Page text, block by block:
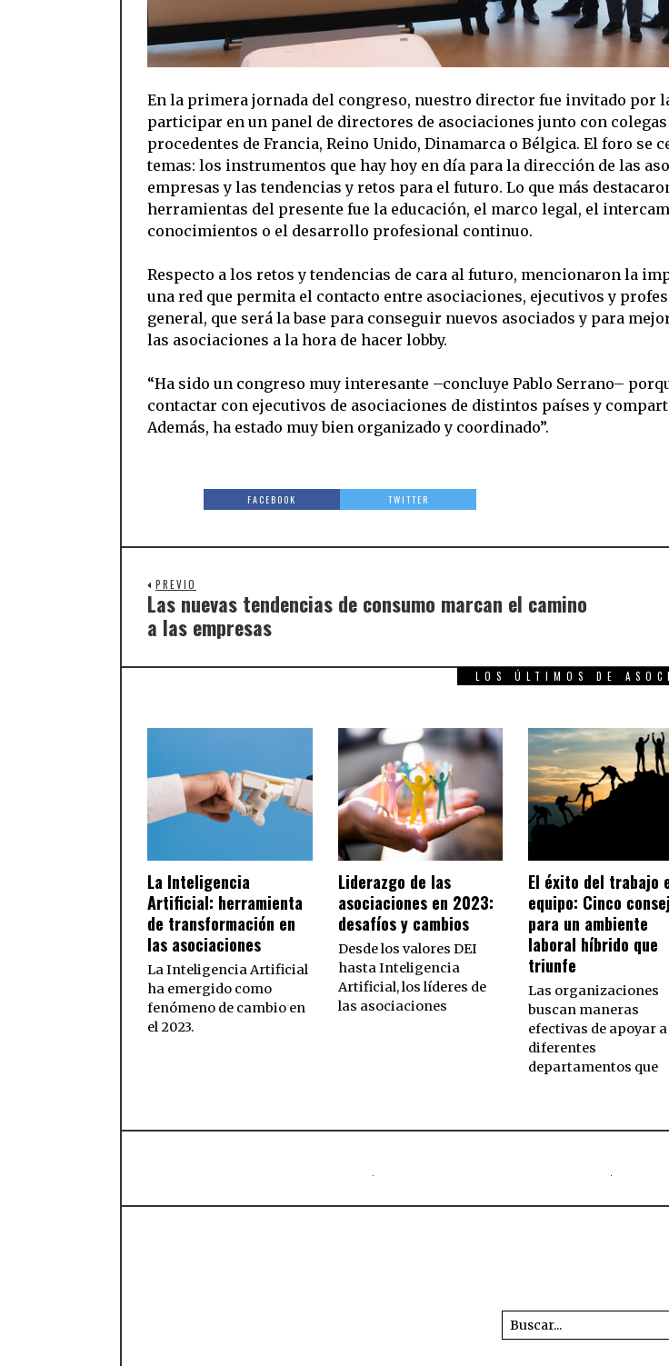
En la primera jornada del congreso, nuestro director fue invitado por
participar en un panel de directores de asociaciones junto con
procedentes de Francia, Reino Unido, Dinamarca o Bélgica. El foro se
temas: los instrumentos que hay hoy en día para la dirección de las
empresas y las tendencias y retos para el futuro. Lo que más
herramientas del presente fue la educación, el marco legal, el
conocimientos o el desarrollo profesional continuo.
Respecto a los retos y tendencias de cara al futuro, mencionaron la
una red que permita el contacto entre asociaciones, ejecutivos y
general, que será la base para conseguir nuevos asociados y para
las asociaciones a la hora de hacer lobby.
“Ha sido un congreso muy interesante –concluye Pablo Serrano–
contactar con ejecutivos de asociaciones de distintos países y
Además, ha estado muy bien organizado y coordinado”.
FACEBOOK TWITTER
PREVIO
Las nuevas tendencias de consumo marcan el camino
a las empresas
LOS ÚLTIMOS DE
La Inteligencia
Artificial: herramienta
de transformación en
las asociaciones
La Inteligencia Artificial
ha emergido como
fenómeno de cambio en
el 2023.
Liderazgo de las
asociaciones en 2023:
desafíos y cambios
Desde los valores DEI
hasta Inteligencia
Artificial, los líderes de
las asociaciones
El éxito del trabajo
equipo: Cinco
para un ambiente
laboral híbrido que
triunfe
Las organizaciones
buscan maneras
efectivas de apoyar a
diferentes
departamentos que